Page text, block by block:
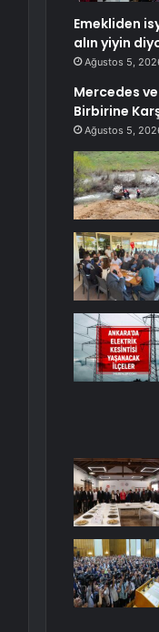
Emekliden
alın yiyin
Ağustos 5,
Mercedes
Birbirine
Ağustos 5,